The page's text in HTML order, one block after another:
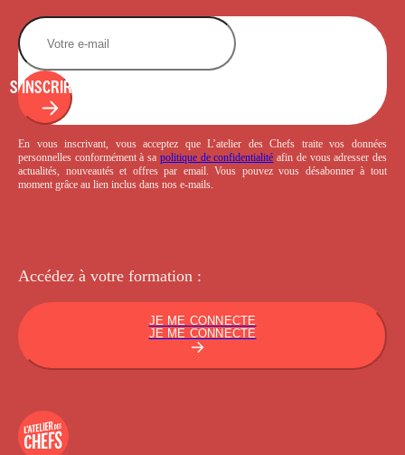
S'INSCRIRE
En vous inscrivant, vous acceptez que L’atelier des Chefs traite vos données
personnelles conformément à sa politique de confidentialité afin de vous adresser des
actualités, nouveautés et offres par email. Vous pouvez vous désabonner à tout
moment grâce au lien inclus dans nos e-mails.
Accédez à votre formation :
JE ME CONNECTE
JE ME CONNECTE